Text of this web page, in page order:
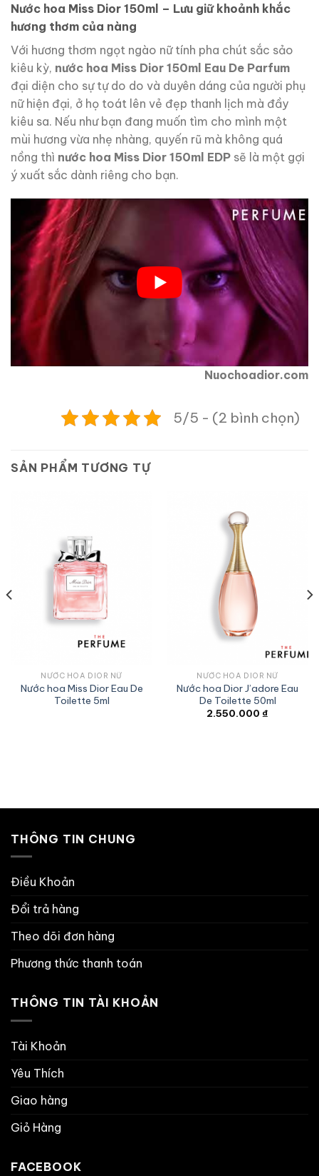
Nước hoa Miss Dior 150ml – Lưu giữ khoảnh khắc
hương thơm của nàng
Với hương thơm ngọt ngào nữ tính pha chút sắc sảo
kiêu kỳ, nước hoa Miss Dior 150ml Eau De Parfum
đại diện cho sự tự do do và duyên dáng của người phụ
nữ hiện đại, ở họ toát lên vẻ đẹp thanh lịch mà đầy
kiêu sa. Nếu như bạn đang muốn tìm cho mình một
mùi hương vừa nhẹ nhàng, quyến rũ mà không quá
nồng thì nước hoa Miss Dior 150ml EDP sẽ là một gợi
ý xuất sắc dành riêng cho bạn.
Nuochoadior.com
5/5 - (2 bình chọn)
SẢN PHẨM TƯƠNG TỰ
NƯỚC HOA DIOR NỮ
Nước hoa Miss Dior Eau De
Toilette 5ml
NƯỚC HOA DIOR NỮ
Nước hoa Dior J’adore Eau
De Toilette 50ml
2.550.000 ₫
THÔNG TIN CHUNG
Điều Khoản
Đổi trả hàng
Theo dõi đơn hàng
Phương thức thanh toán
THÔNG TIN TÀI KHOẢN
Tài Khoản
Yêu Thích
Giao hàng
Giỏ Hàng
FACEBOOK